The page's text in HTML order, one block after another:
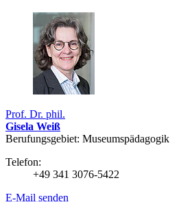
Prof. Dr. phil.
Gisela Weiß
Berufungsgebiet: Museumspädagogik
Telefon:
+49 341 3076-5422
E-Mail senden